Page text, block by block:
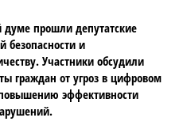
думе прошли депутатские
безопасности и
Участники обсудили
граждан от угроз в цифровом
эффективности